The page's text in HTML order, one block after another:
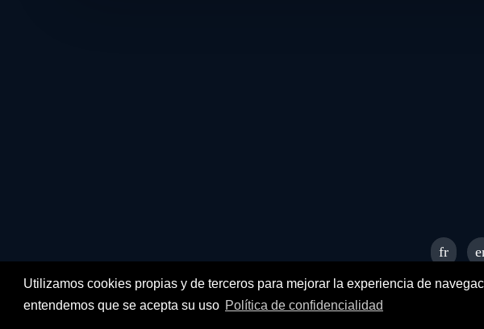
Utilizamos cookies propias y de terceros para mejorar la experiencia de
entendemos que se acepta su uso Política de confidencialidad
fr
© 2026